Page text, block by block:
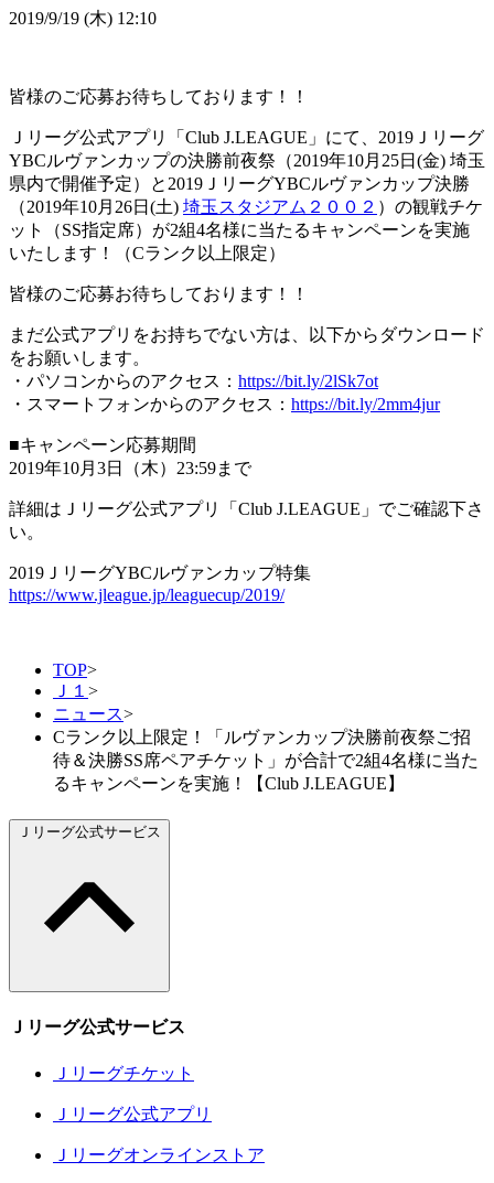
2019/9/19 (木) 12:10
皆様のご応募お待ちしております！！
Ｊリーグ公式アプリ「Club J.LEAGUE」にて、2019Ｊリーグ
YBCルヴァンカップの決勝前夜祭（2019年10月25日(金) 埼玉
県内で開催予定）と2019ＪリーグYBCルヴァンカップ決勝
（2019年10月26日(土) 埼玉スタジアム２００２ ）の観戦チケ
ット（SS指定席）が2組4名様に当たるキャンペーンを実施
いたします！（Cランク以上限定）
皆様のご応募お待ちしております！！
まだ公式アプリをお持ちでない方は、以下からダウンロード
をお願いします。
・パソコンからのアクセス： https://bit.ly/2lSk7ot
・スマートフォンからのアクセス： https://bit.ly/2mm4jur
■キャンペーン応募期間
2019年10月3日（木）23:59まで
詳細はＪリーグ公式アプリ「Club J.LEAGUE」でご確認下さ
い。
2019ＪリーグYBCルヴァンカップ特集
https://www.jleague.jp/leaguecup/2019/
TOP>
Ｊ１ >
ニュース>
Cランク以上限定！「ルヴァンカップ決勝前夜祭ご招
待＆決勝SS席ペアチケット」が合計で2組4名様に当た
るキャンペーンを実施！【Club J.LEAGUE】
Ｊリーグ公式サービス
Ｊリーグ公式サービス
Ｊリーグチケット
Ｊリーグ公式アプリ
Ｊリーグオンラインストア